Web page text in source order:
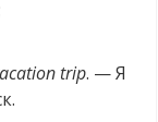
trip. — Я